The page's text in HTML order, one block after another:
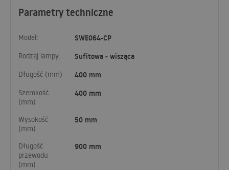
Parametry techniczne
Model: SWE064-CP
Rodzaj lampy: Sufitowa - wisząca
Długość (mm) 400 mm
Szerokość
(mm)
400 mm
Wysokość
(mm)
50 mm
Długość
przewodu
(mm)
900 mm